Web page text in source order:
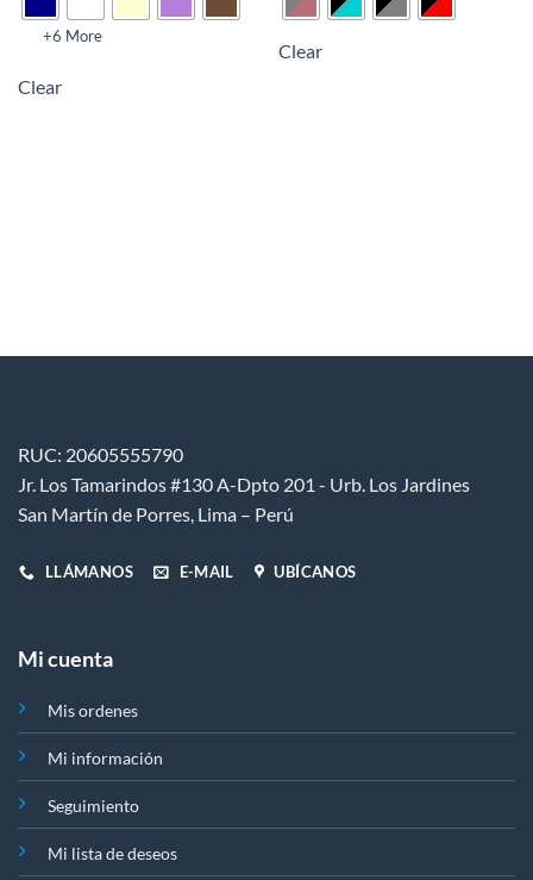
+6 More
Clear
tiene
Clear
RUC: 20605555790
Jr. Los Tamarindos #130 A-Dpto 201 - Urb. Los Jardines
San Martín de Porres, Lima – Perú
LLÁMANOS E-MAIL UBÍCANOS
Mi cuenta
Mis ordenes
Mi información
Seguimiento
Mi lista de deseos